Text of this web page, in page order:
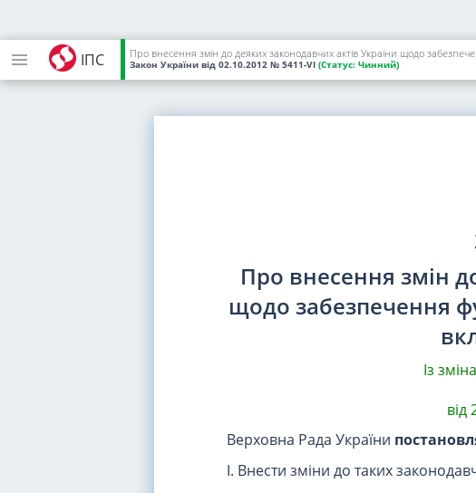
ІПС Про внесення змін до деяких законодавчих актів України щодо
Закон України від 02.10.2012 № 5411-VI (Статус: Чинний)
Про внесення змін
щодо забезпечення
Із
від
Верховна Рада України
I. Внести зміни до таких